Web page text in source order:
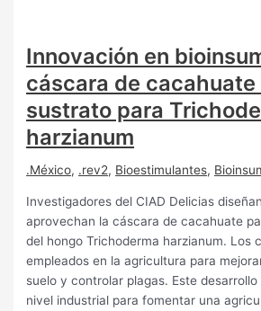
Innovación en
cáscara de cacahuate
sustrato para
harzianum
.México, .rev2, Bioestimulantes,
Investigadores del CIAD Delicias
aprovechan la cáscara de cacahuate
del hongo Trichoderma harzianum. Los
empleados en la agricultura para
suelo y controlar plagas. Este
nivel industrial para fomentar una